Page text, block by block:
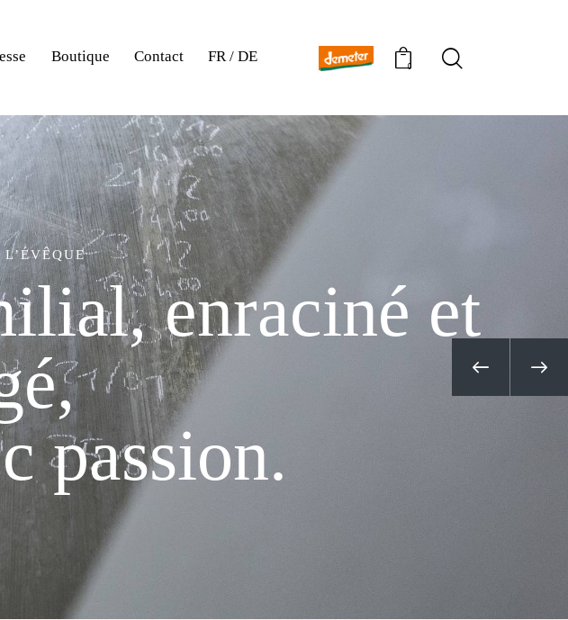
Boutique Contact FR / DE
0
ilial, enraciné et
é,
c passion.